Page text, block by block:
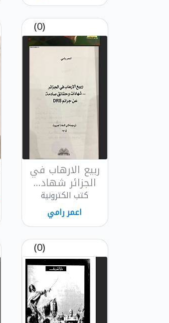
(0)
ربيع الارهاب في
الجزائر شهاد...
كتب الكترونية
اعمر رامي
(0)